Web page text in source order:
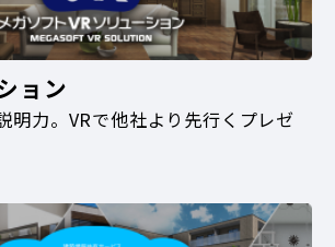
ョン
明力。VRで他社より先行くプレゼ